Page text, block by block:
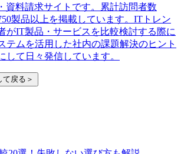
資料請求サイトです。累計訪問者数
製品以上を掲載しています。ITトレン
がIT製品・サービスを比較検討する際に
テムを活用した社内の課題解決のヒント
して日々発信しています。
戻る＞